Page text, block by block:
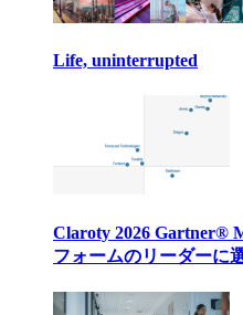
Life, uninterrupted
Claroty 2026 Gartner®
フォームのリーダーに